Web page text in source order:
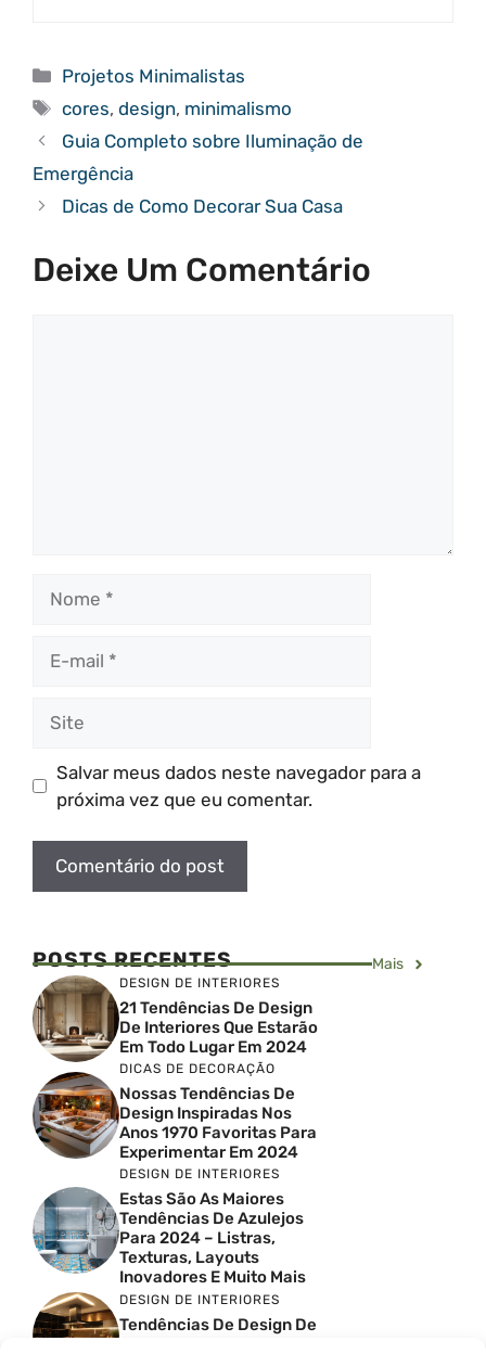
Categorias
Projetos Minimalistas
Tags
cores,design, minimalismo
Guia Completo sobre Iluminação de
Emergência
Dicas de Como Decorar Sua Casa
Deixe Um Comentário
mail
Salvar meus dados neste navegador para a
próxima vez que eu comentar.
POSTS RECENTES Mais
DESIGN DE INTERIORES
21 Tendências De Design
De Interiores Que Estarão
Em Todo Lugar Em 2024
DICAS DE DECORAÇÃO
Nossas Tendências De
Design Inspiradas Nos
Anos 1970 Favoritas Para
Experimentar Em 2024
DESIGN DE INTERIORES
Estas São As Maiores
Tendências De Azulejos
Para 2024 – Listras,
Texturas, Layouts
Inovadores E Muito Mais
DESIGN DE INTERIORES
Tendências De Design De